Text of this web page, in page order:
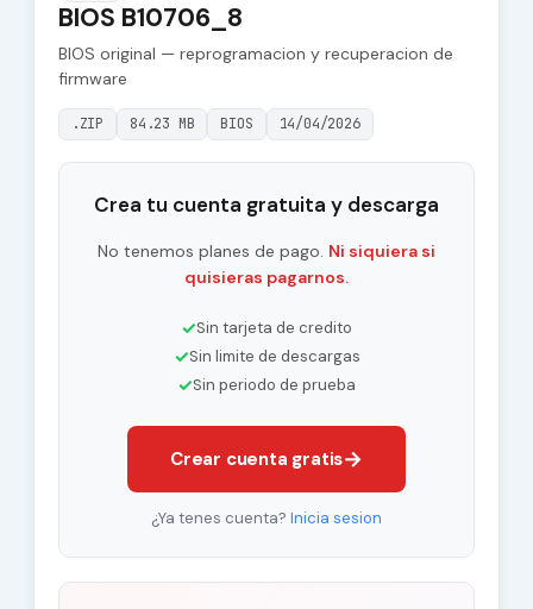
BIOS B10706_8
BIOS original — reprogramacion y recuperacion de
firmware
.ZIP 84.23 MB BIOS 14/04/2026
Crea tu cuenta gratuita y descarga
No tenemos planes de pago. Ni siquiera si
quisieras pagarnos.
✓Sin tarjeta de credito
✓Sin limite de descargas
✓Sin periodo de prueba
Crear cuenta gratis→
¿Ya tenes cuenta? Inicia sesion